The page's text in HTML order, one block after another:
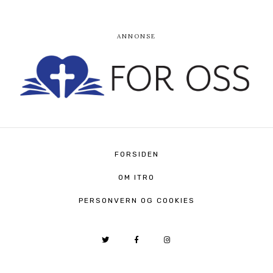
FORSIDEN
OM ITRO
PERSONVERN OG COOKIES